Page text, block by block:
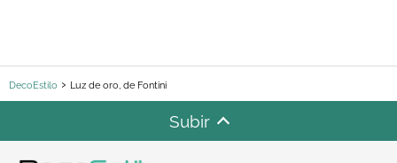
DecoEstilo Luz de oro, de Fontini
Subir